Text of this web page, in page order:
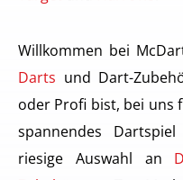
Willkommen bei
Darts und Dart-
oder Profi bist, bei uns
spannendes
riesige Auswahl an